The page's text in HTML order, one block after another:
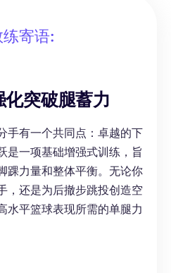
寄语:
突破腿蓄力
手有一个共同点：卓越的下
是一项基础增强式训练，旨
踝力量和整体平衡。无论你
，还是为后撤步跳投创造空
水平篮球表现所需的单腿力